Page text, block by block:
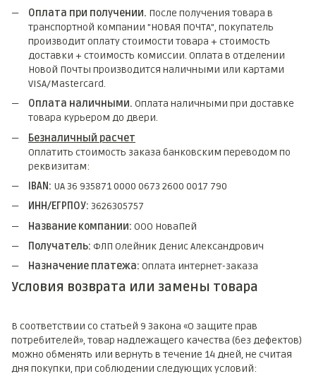
Оплата при получении. После получения товара в
транспортной компании "НОВАЯ ПОЧТА", покупатель
производит оплату стоимости товара + стоимость
доставки + стоимость комиссии. Оплата в отделении
Новой Почты производится наличными или картами
VISA/Mastercard.
Оплата наличными. Оплата наличными при доставке
товара курьером до двери.
Безналичный расчет
Оплатить стоимость заказа банковским переводом по
реквизитам:
IBAN: UA 36 935871 0000 0673 2600 0017 790
ИНН/ЕГРПОУ: 3626305757
Название компании: ООО НоваПей
Получатель: ФЛП Олейник Денис Александрович
Назначение платежа: Оплата интернет-заказа
Условия возврата или замены товара
В соответствии со статьей 9 Закона «О защите прав
потребителей», товар надлежащего качества (без дефектов)
можно обменять или вернуть в течение 14 дней, не считая
дня покупки, при соблюдении следующих условий: